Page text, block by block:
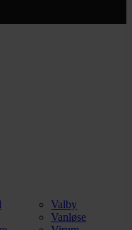
Valby
Vanløse